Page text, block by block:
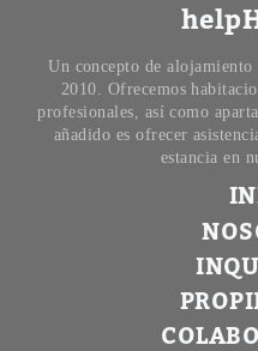
Un concepto de
2010. Ofrecemos
profesionales, así como
añadido es ofrecer
estancia en